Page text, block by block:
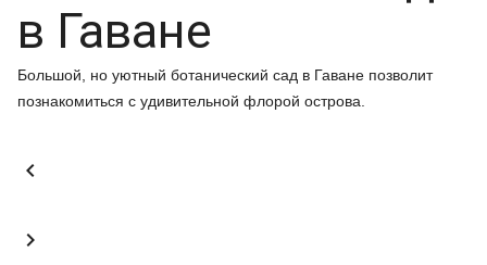
в Гаване
Большой, но уютный ботанический сад в Гаване позволит
познакомиться с удивительной флорой острова.

